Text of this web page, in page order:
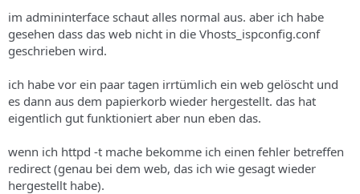
T
h
e
a
s
a
t
u
im admininterface schaut alles normal aus. aber ich habe
gesehen dass das web nicht in die Vhosts_ispconfig.conf
geschrieben wird.
ich habe vor ein paar tagen irrtümlich ein web gelöscht und
es dann aus dem papierkorb wieder hergestellt. das hat
eigentlich gut funktioniert aber nun eben das.
wenn ich httpd -t mache bekomme ich einen fehler betreffen
redirect (genau bei dem web, das ich wie gesagt wieder
hergestellt habe).